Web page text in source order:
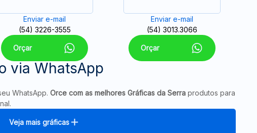
Enviar e-mail
(54) 3226-3555
Orçar
Enviar e-mail
(54) 3013.3066
Orçar
via WhatsApp
WhatsApp. Orce com as melhores Gráficas da Serra produtos para
Veja mais gráficas